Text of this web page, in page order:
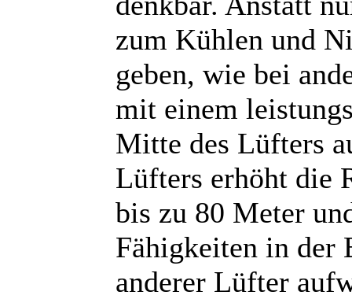
zum Kühlen und
geben, wie bei
mit einem
Mitte des Lüfters
Lüfters erhöht die
bis zu 80 Meter
Fähigkeiten in der
anderer Lüfter